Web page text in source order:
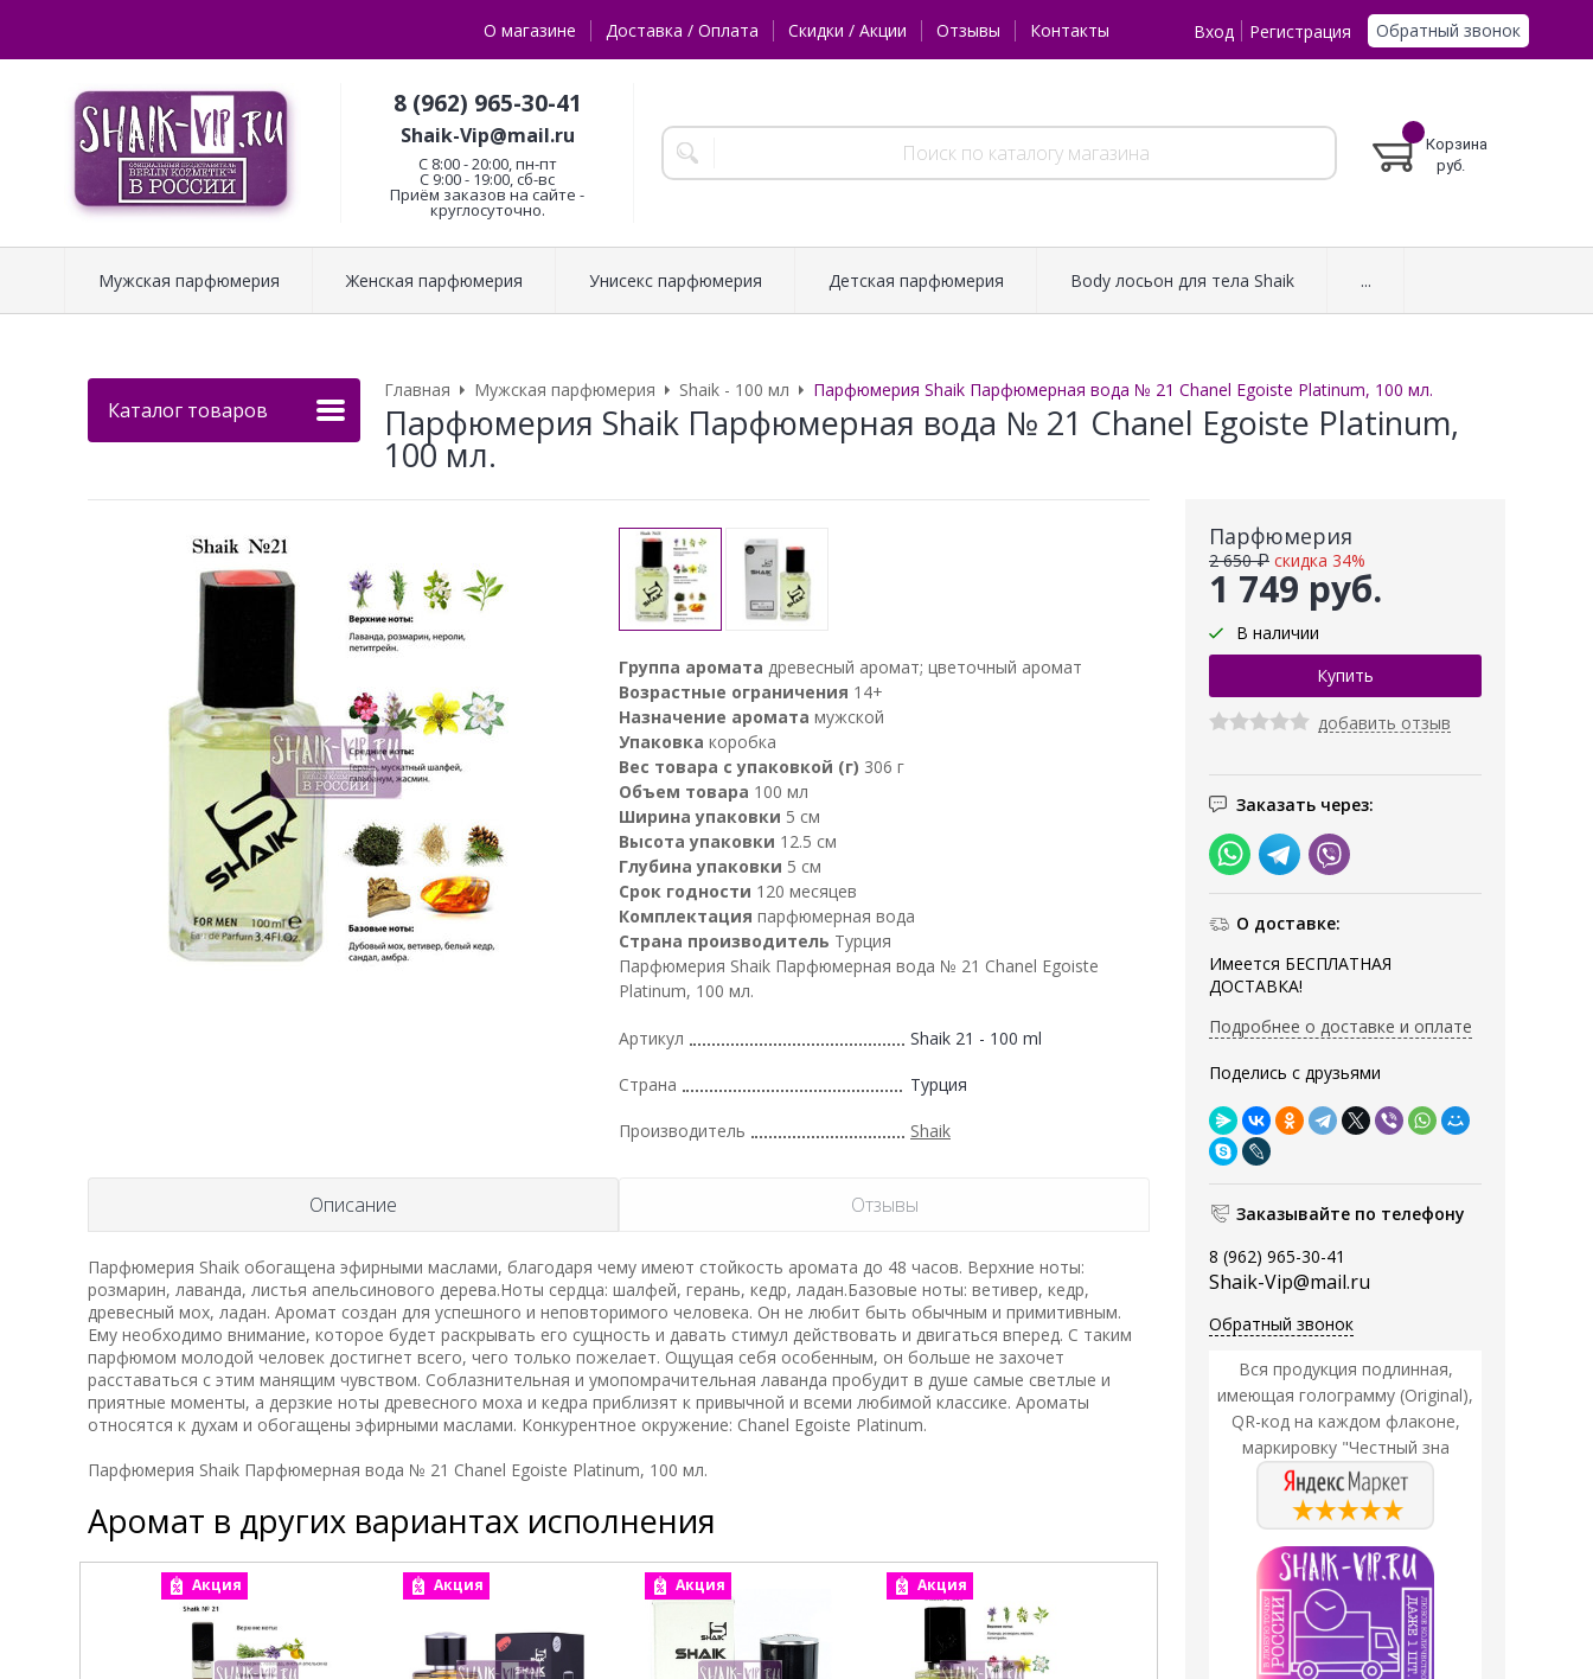
О магазине Доставка / Оплата Скидки / Акции Отзывы Контакты Вход Регистрация Обратный звонок
8 (962) 965-30-41
Shaik-Vip@mail.ru
C 8:00 - 20:00, пн-пт
С 9:00 - 19:00, сб-вс
Приём заказов на сайте -
круглосуточно.
Корзина
руб.
Мужская парфюмерия Женская парфюмерия Унисекс парфюмерия Детская парфюмерия Body лосьон для тела Shaik ...
Каталог товаров
Главная Мужская парфюмерия Shaik - 100 мл Парфюмерия Shaik Парфюмерная вода № 21 Chanel Egoiste Platinum, 100 мл.
Парфюмерия Shaik Парфюмерная вода № 21 Chanel Egoiste Platinum,
100 мл.
Парфюмерия
1 749 руб.
2 650 ₽ скидка 34%
В наличии
добавить отзыв
Заказать через:
О доставке:
Имеется БЕСПЛАТНАЯ
ДОСТАВКА!
Подробнее о доставке и оплате
Поделись с друзьями
Заказывайте по телефону
8 (962) 965-30-41
Shaik-Vip@mail.ru
Обратный звонок
Вся продукция подлинная,
имеющая голограмму (Original),
QR-код на каждом флаконе,
маркировку "Честный зна
Группа аромата древесный аромат; цветочный аромат
Возрастные ограничения 14+
Назначение аромата мужской
Упаковка коробка
Вес товара с упаковкой (г) 306 г
Объем товара 100 мл
Ширина упаковки 5 см
Высота упаковки 12.5 см
Глубина упаковки 5 см
Срок годности 120 месяцев
Комплектация парфюмерная вода
Страна производитель Турция
Парфюмерия Shaik Парфюмерная вода № 21 Chanel Egoiste
Platinum, 100 мл.
Артикул Shaik 21 - 100 ml
Страна Турция
Производитель Shaik
Описание Отзывы
Парфюмерия Shaik обогащена эфирными маслами, благодаря чему имеют стойкость аромата до 48 часов. Верхние ноты:
розмарин, лаванда, листья апельсинового дерева.Ноты сердца: шалфей, герань, кедр, ладан.Базовые ноты: ветивер, кедр,
древесный мох, ладан. Аромат создан для успешного и неповторимого человека. Он не любит быть обычным и примитивным.
Ему необходимо внимание, которое будет раскрывать его сущность и давать стимул действовать и двигаться вперед. С таким
парфюмом молодой человек достигнет всего, чего только пожелает. Ощущая себя особенным, он больше не захочет
расставаться с этим манящим чувством. Соблазнительная и умопомрачительная лаванда пробудит в душе самые светлые и
приятные моменты, а дерзкие ноты древесного моха и кедра приблизят к привычной и всеми любимой классике. Ароматы
относятся к духам и обогащены эфирными маслами. Конкурентное окружение: Chanel Egoiste Platinum.
Парфюмерия Shaik Парфюмерная вода № 21 Chanel Egoiste Platinum, 100 мл.
Аромат в других вариантах исполнения
Акция Акция Акция Акция Акция